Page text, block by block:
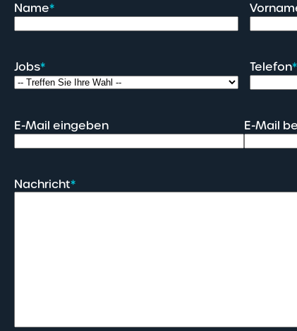
Name*
Jobs* Telefon*
E-Mail eingeben E-Mail
Nachricht*